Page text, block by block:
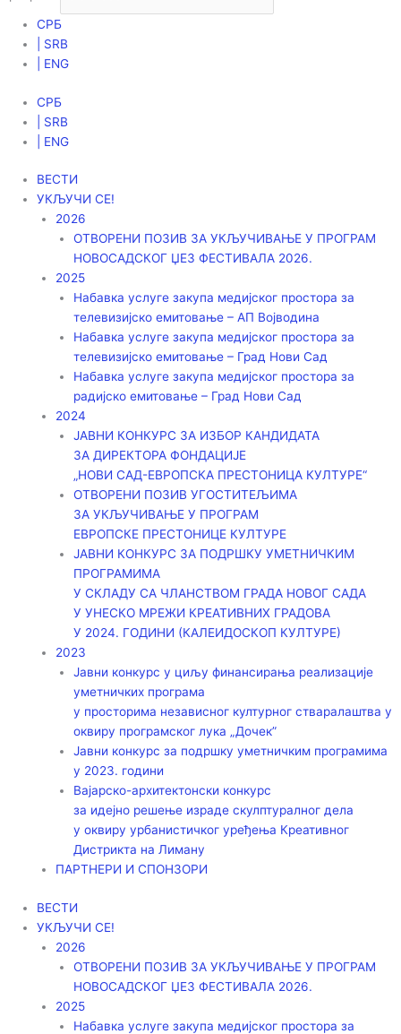
СРБ
| SRB
| ENG
СРБ
| SRB
| ENG
ВЕСТИ
УКЉУЧИ СЕ!
2026
ОТВОРЕНИ ПОЗИВ ЗА УКЉУЧИВАЊЕ У ПРОГРАМ
НОВОСАДСКОГ ЏЕЗ ФЕСТИВАЛА 2026.
2025
Набавка услуге закупа медијског простора за
телевизијско емитовање – АП Војводинa
Набавка услуге закупа медијског простора за
телевизијско емитовање – Град Нови Сад
Набавка услуге закупа медијског простора за
радијско емитовање – Град Нови Сад
2024
ЈАВНИ КОНКУРС ЗА ИЗБОР КАНДИДАТА
ЗА ДИРЕКТОРА ФОНДАЦИЈЕ
„НОВИ САД-ЕВРОПСКА ПРЕСТОНИЦА КУЛТУРЕ“
ОТВОРЕНИ ПОЗИВ УГОСТИТЕЉИМА
ЗА УКЉУЧИВАЊЕ У ПРОГРАМ
ЕВРОПСКЕ ПРЕСТОНИЦЕ КУЛТУРЕ
ЈАВНИ КОНКУРС ЗА ПОДРШКУ УМЕТНИЧКИМ
ПРОГРАМИМА
У СКЛАДУ СА ЧЛАНСТВОМ ГРАДА НОВОГ САДА
У УНЕСКО МРЕЖИ КРЕАТИВНИХ ГРАДОВА
У 2024. ГОДИНИ (КАЛЕИДОСКОП КУЛТУРЕ)
2023
Јавни конкурс у циљу финансирања реализације
уметничких програма
у просторима независног културног стваралаштва у
оквиру програмског лука „Дочек”
Јавни конкурс за подршку уметничким програмима
у 2023. години
Вајарско-архитектонски конкурс
за идејно решење израде скулптуралног дела
у оквиру урбанистичког уређења Креативног
Дистрикта на Лиману
ПАРТНЕРИ И СПОНЗОРИ
ВЕСТИ
УКЉУЧИ СЕ!
2026
ОТВОРЕНИ ПОЗИВ ЗА УКЉУЧИВАЊЕ У ПРОГРАМ
НОВОСАДСКОГ ЏЕЗ ФЕСТИВАЛА 2026.
2025
Набавка услуге закупа медијског простора за